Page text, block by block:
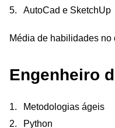
AutoCad e SketchUp
Média de habilidades no
Engenheiro
Metodologias ágeis
Python